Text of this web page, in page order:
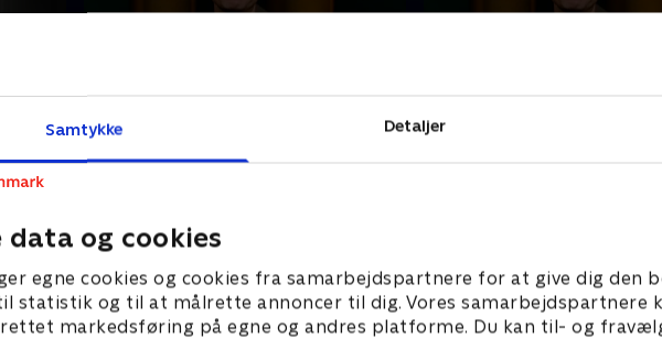
Samtykke Detaljer
data og cookies
egne cookies og cookies fra samarbejdspartnere for at give dig den
til statistik og til at målrette annoncer til dig. Vores samarbejdspartnere
markedsføring på egne og andres platforme. Du kan til- og
Se 19.30-nyhederne fra TV 2
Kosmopol.
Se 19.30-nyhederne fra TV 2